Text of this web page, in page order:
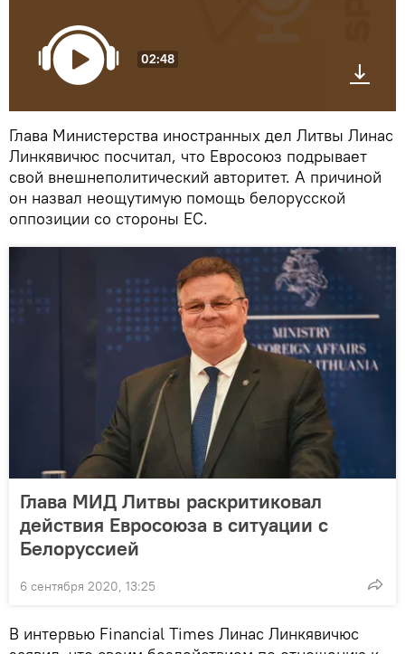
02:48
Глава Министерства иностранных дел Литвы Линас
Линкявичюс посчитал, что Евросоюз подрывает
свой внешнеполитический авторитет. А причиной
он назвал неощутимую помощь белорусской
оппозиции со стороны ЕС.
Глава МИД Литвы раскритиковал
действия Евросоюза в ситуации с
Белоруссией
6 сентября 2020, 13:25
В интервью Financial Times Линас Линкявичюс